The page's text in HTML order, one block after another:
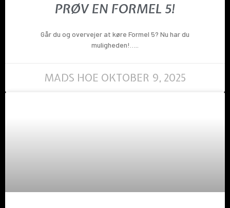
PRØV EN FORMEL 5!
Går du og overvejer at køre Formel 5? Nu har du
muligheden!…..
MADS HOE OKTOBER 9, 2025